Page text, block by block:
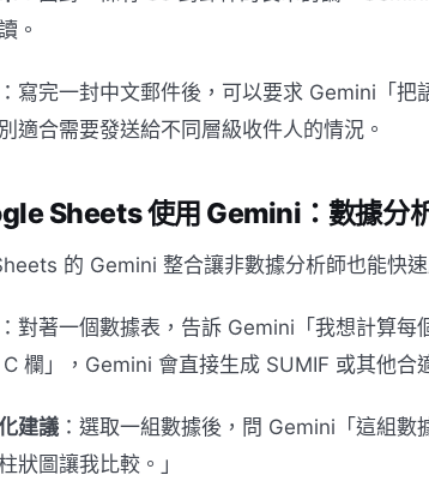
。
：寫完一封中文郵件後，可以要求 Gemini「
適合需要發送給不同層級收件人的情況。
Sheets 使用 Gemini：數據分
的 Gemini 整合讓非數據分析師也能快速
：對著一個數據表，告訴 Gemini「我想計算
C 欄」，Gemini 會直接生成 SUMIF 或其他合
建議 ：選取一組數據後，問 Gemini「這組
狀圖讓我比較。」